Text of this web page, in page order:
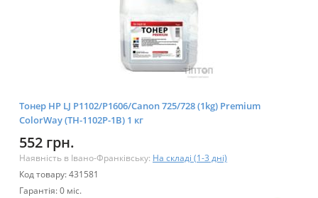
Тонер HP LJ P1102/P1606/Canon 725/728 (1kg) Premium
ColorWay (TH-1102P-1B) 1 кг
552 грн.
Наявність в Івано-Франківську: На складі (1-3 дні)
Код товару: 431581
Гарантія: 0 міс.